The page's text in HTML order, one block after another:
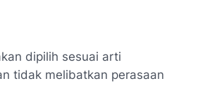
dipilih sesuai arti
tidak melibatkan perasaan